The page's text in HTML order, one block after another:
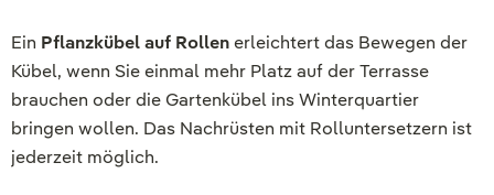
Ein Pflanzkübel auf Rollenerleichtert das Bewegen der
Kübel, wenn Sie einmal mehr Platz auf der Terrasse
brauchen oder die Gartenkübel ins Winterquartier
bringen wollen. Das Nachrüsten mit Rolluntersetzern ist
jederzeit möglich.